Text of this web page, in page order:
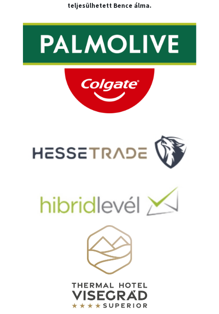
teljesülhetett Bence álma.